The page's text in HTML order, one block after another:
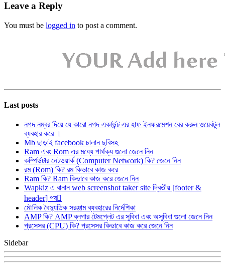
Leave a Reply
You must be logged in to post a comment.
Last posts
নগদ নম্বর দিয়ে যে কারো নগদ একাউন্ট এর হাফ ইনফরমেশন বের করুন ওয়েবটুল
ব্যবহার করে ।
Mb ছাড়াই facebook চালান ছবিসহ
Ram এবং Rom এর মধ্যে পার্থক্য গুলো জেনে নিন
কম্পিউটার নেটওয়ার্ক (Computer Network) কি? জেনে নিন
রম (Rom) কি? রম কিভাবে কাজ করে
Ram কি? Ram কিভাবে কাজ করে জেনে নিন
Wapkiz এ বানান web screenshot taker site দ্বিতীয় [footer &
header] পব
মৌলিক বৈদ্যুতিক সরঞ্জাম ব্যবহারের নির্দেশিকা
AMP কি? AMP ব্লগার টেমপ্লেট এর সুবিধা এবং অসুবিধা গুলো জেনে নিন
প্রসেসর (CPU) কি? প্রসেসর কিভাবে কাজ করে জেনে নিন
Sidebar